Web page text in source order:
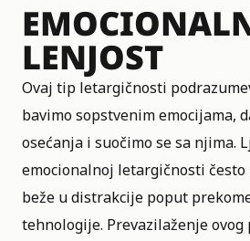
LENJOST
Ovaj tip letargičnosti
bavimo sopstvenim emocijama,
osećanja i suočimo se sa njima.
emocionalnoj letargičnosti
beže u distrakcije poput
tehnologije. Prevazilaženje